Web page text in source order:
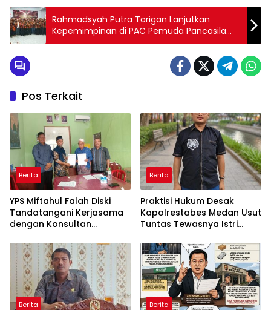
Rahmadsyah Putra Tarigan Lanjutkan
Kepemimpinan di PAC Pemuda Pancasila
Medan Area
Pos Terkait
Berita
YPS Miftahul Falah Diski
Tandatangani Kerjasama
dengan Konsultan
Indonesia
Berita
Praktisi Hukum Desak
Kapolrestabes Medan Usut
Tuntas Tewasnya Istri
Berita Berita